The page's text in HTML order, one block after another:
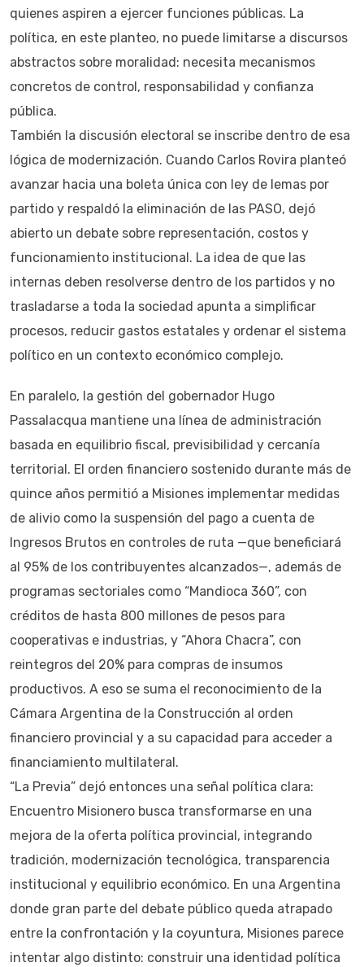
quienes aspiren a ejercer funciones públicas. La
política, en este planteo, no puede limitarse a discursos
abstractos sobre moralidad: necesita mecanismos
concretos de control, responsabilidad y confianza
pública.
También la discusión electoral se inscribe dentro de esa
lógica de modernización. Cuando Carlos Rovira planteó
avanzar hacia una boleta única con ley de lemas por
partido y respaldó la eliminación de las PASO, dejó
abierto un debate sobre representación, costos y
funcionamiento institucional. La idea de que las
internas deben resolverse dentro de los partidos y no
trasladarse a toda la sociedad apunta a simplificar
procesos, reducir gastos estatales y ordenar el sistema
político en un contexto económico complejo.
En paralelo, la gestión del gobernador Hugo
Passalacqua mantiene una línea de administración
basada en equilibrio fiscal, previsibilidad y cercanía
territorial. El orden financiero sostenido durante más de
quince años permitió a Misiones implementar medidas
de alivio como la suspensión del pago a cuenta de
Ingresos Brutos en controles de ruta —que beneficiará
al 95% de los contribuyentes alcanzados—, además de
programas sectoriales como “Mandioca 360”, con
créditos de hasta 800 millones de pesos para
cooperativas e industrias, y “Ahora Chacra”, con
reintegros del 20% para compras de insumos
productivos. A eso se suma el reconocimiento de la
Cámara Argentina de la Construcción al orden
financiero provincial y a su capacidad para acceder a
financiamiento multilateral.
“La Previa” dejó entonces una señal política clara:
Encuentro Misionero busca transformarse en una
mejora de la oferta política provincial, integrando
tradición, modernización tecnológica, transparencia
institucional y equilibrio económico. En una Argentina
donde gran parte del debate público queda atrapado
entre la confrontación y la coyuntura, Misiones parece
intentar algo distinto: construir una identidad política